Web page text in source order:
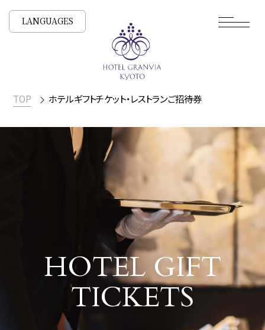
LANGUAGES
ホテルギフトチケット・レスト
HOTEL GIFT
TICKETS
TOP ホテルギフトチケット・レストランご招待券